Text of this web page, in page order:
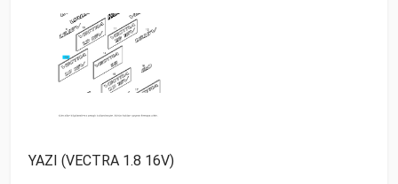
YAZI (VECTRA 1.8 16V)